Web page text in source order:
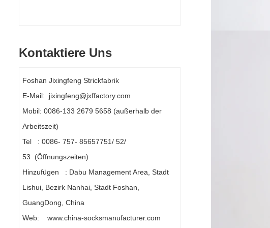
Kontaktiere Uns
Foshan Jixingfeng Strickfabrik
E-Mail: jixingfeng@jxffactory.com
Mobil: 0086-133 2679 5658 (außerhalb der
Arbeitszeit)
Tel : 0086- 757- 85657751/ 52/
53 (Öffnungszeiten)
Hinzufügen : Dabu Management Area, Stadt
Lishui, Bezirk Nanhai, Stadt Foshan,
GuangDong, China
Web: www.china-socksmanufacturer.com